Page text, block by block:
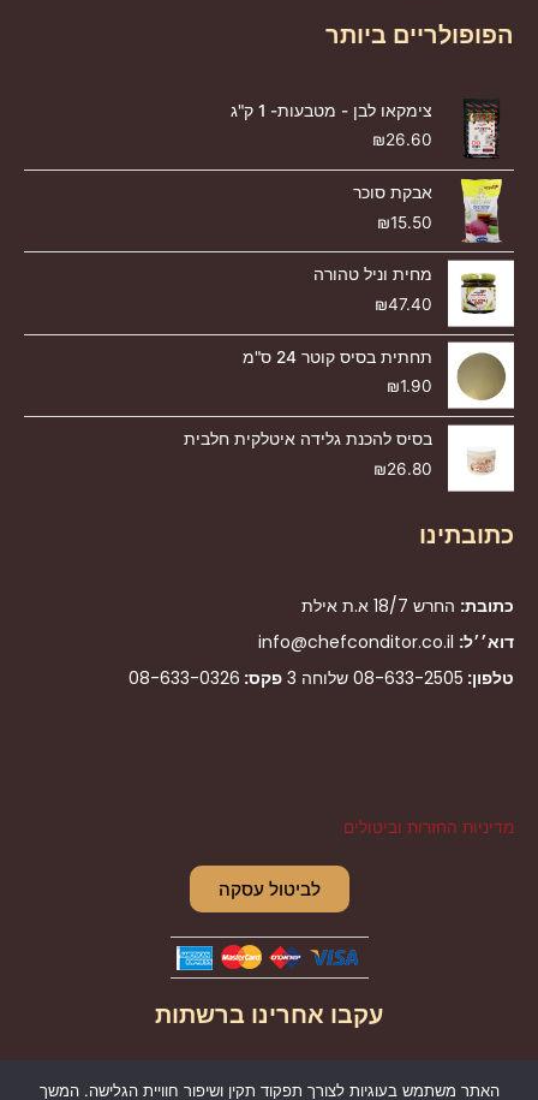
הפופולריים ביותר
צימקאו לבן - מטבעות- 1 ק"ג
₪26.60
אבקת סוכר
₪15.50
מחית וניל טהורה
₪47.40
תחתית בסיס קוטר 24 ס"מ
₪1.90
בסיס להכנת גלידה איטלקית חלבית
₪26.80
כתובתינו
כתובת: החרש 18/7 א.ת אילת
דוא׳׳ל: info@chefconditor.co.il
טלפון: 08-633-2505 שלוחה 3 פקס: 08-633-0326
מדיניות החזרות וביטולים
לביטול עסקה
עקבו אחרינו ברשתות
F
I
האתר משתמש בעוגיות לצורך תפקוד תקין ושיפור חוויית הגלישה. המשך